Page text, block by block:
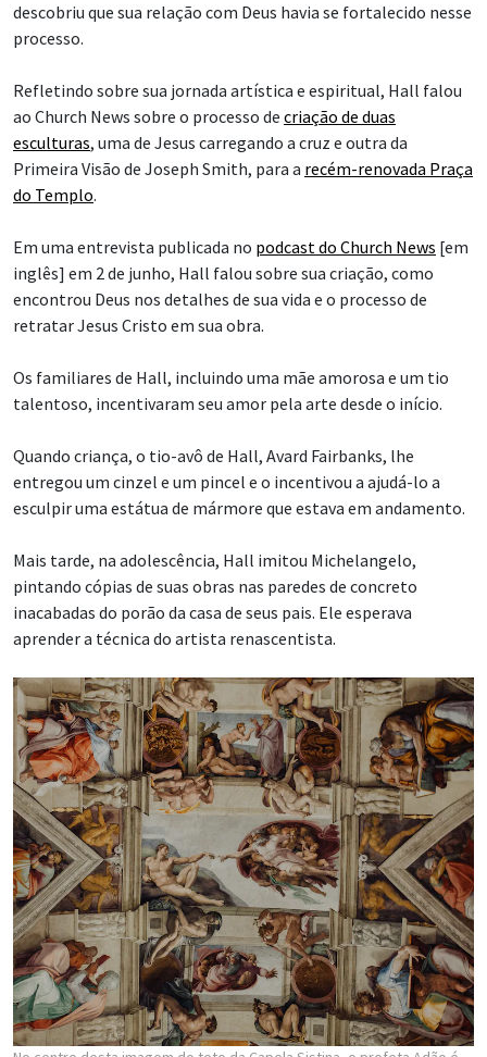
descobriu que sua relação com Deus havia se fortalecido nesse
processo.
Refletindo sobre sua jornada artística e espiritual, Hall falou
ao Church News sobre o processo de criação de duas
esculturas, uma de Jesus carregando a cruz e outra da
Primeira Visão de Joseph Smith, para a recém-renovada Praça
do Templo.
Em uma entrevista publicada no podcast do Church News [em
inglês] em 2 de junho, Hall falou sobre sua criação, como
encontrou Deus nos detalhes de sua vida e o processo de
retratar Jesus Cristo em sua obra.
Os familiares de Hall, incluindo uma mãe amorosa e um tio
talentoso, incentivaram seu amor pela arte desde o início.
Quando criança, o tio-avô de Hall, Avard Fairbanks, lhe
entregou um cinzel e um pincel e o incentivou a ajudá-lo a
esculpir uma estátua de mármore que estava em andamento.
Mais tarde, na adolescência, Hall imitou Michelangelo,
pintando cópias de suas obras nas paredes de concreto
inacabadas do porão da casa de seus pais. Ele esperava
aprender a técnica do artista renascentista.